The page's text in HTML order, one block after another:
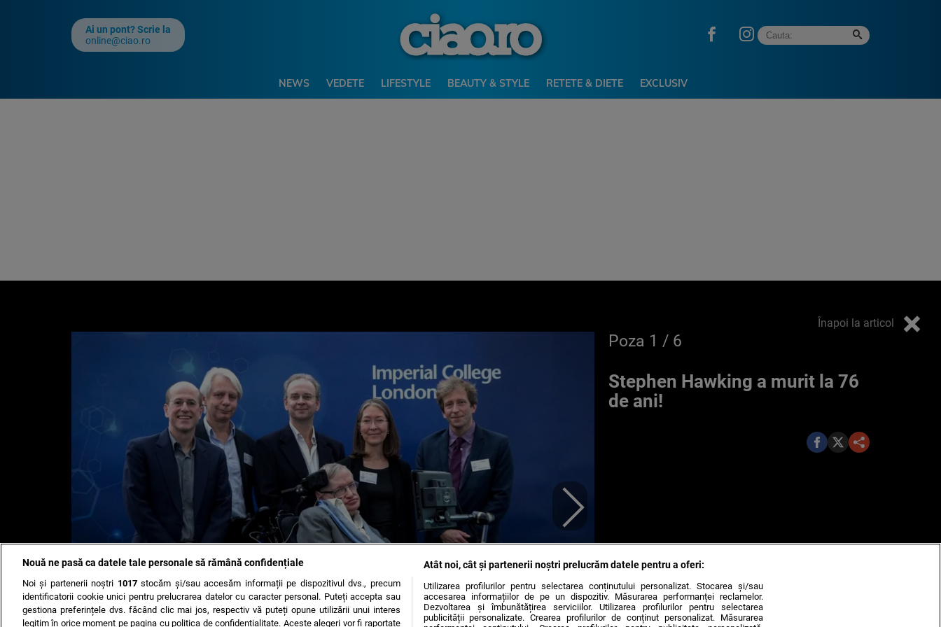
Ai un pont? Scrie la
online@ciao.ro
NEWS VEDETE LIFESTYLE BEAUTY & STYLE RETETE & DIETE EXCLUSIV
Înapoi la articol
Poza 1 / 6
Stephen Hawking a murit la 76
de ani!
Nouă ne pasă ca datele tale personale să rămână confidențiale
Noi și partenerii noștri 1017stocăm și/sau accesăm informații pe dispozitivul dvs., precum
identificatorii cookie unici pentru prelucrarea datelor cu caracter personal. Puteți accepta sau
gestiona preferințele dvs. făcând clic mai jos, respectiv vă puteți opune utilizării unui interes
legitim în orice moment pe pagina cu politica de confidențialitate. Aceste alegeri vor fi raportate
Atât noi, cât și partenerii noștri prelucrăm datele pentru a oferi:
Utilizarea profilurilor pentru selectarea conținutului personalizat. Stocarea și/sau
accesarea informațiilor de pe un dispozitiv. Măsurarea performanței reclamelor.
Dezvoltarea și îmbunătățirea serviciilor. Utilizarea profilurilor pentru selectarea
publicității personalizate. Crearea profilurilor de conținut personalizat. Măsurarea